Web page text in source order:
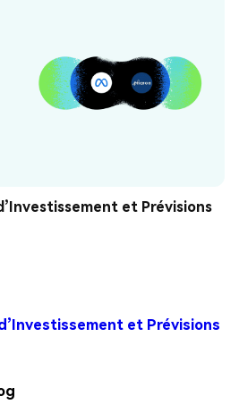
et Prévisions
et Prévisions